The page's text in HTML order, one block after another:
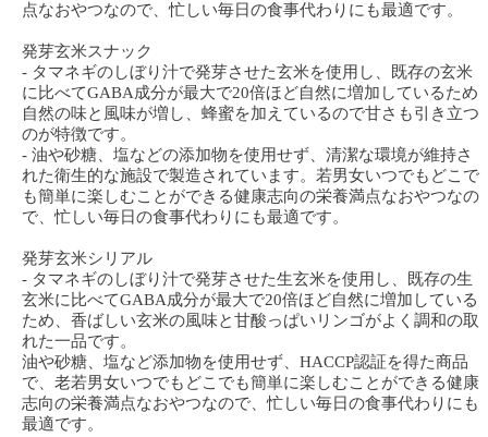
点なおやつなので、忙しい毎日の食事代わりにも最適です。
発芽玄米スナック
- タマネギのしぼり汁で発芽させた玄米を使用し、既存の玄米
に比べてGABA成分が最大で20倍ほど自然に増加しているため
自然の味と風味が増し、蜂蜜を加えているので甘さも引き立つ
のが特徴です。
- 油や砂糖、塩などの添加物を使用せず、清潔な環境が維持さ
れた衛生的な施設で製造されています。若男女いつでもどこで
も簡単に楽しむことができる健康志向の栄養満点なおやつなの
で、忙しい毎日の食事代わりにも最適です。
発芽玄米シリアル
- タマネギのしぼり汁で発芽させた生玄米を使用し、既存の生
玄米に比べてGABA成分が最大で20倍ほど自然に増加している
ため、香ばしい玄米の風味と甘酸っぱいリンゴがよく調和の取
れた一品です。
油や砂糖、塩など添加物を使用せず、HACCP認証を得た商品
で、老若男女いつでもどこでも簡単に楽しむことができる健康
志向の栄養満点なおやつなので、忙しい毎日の食事代わりにも
最適です。